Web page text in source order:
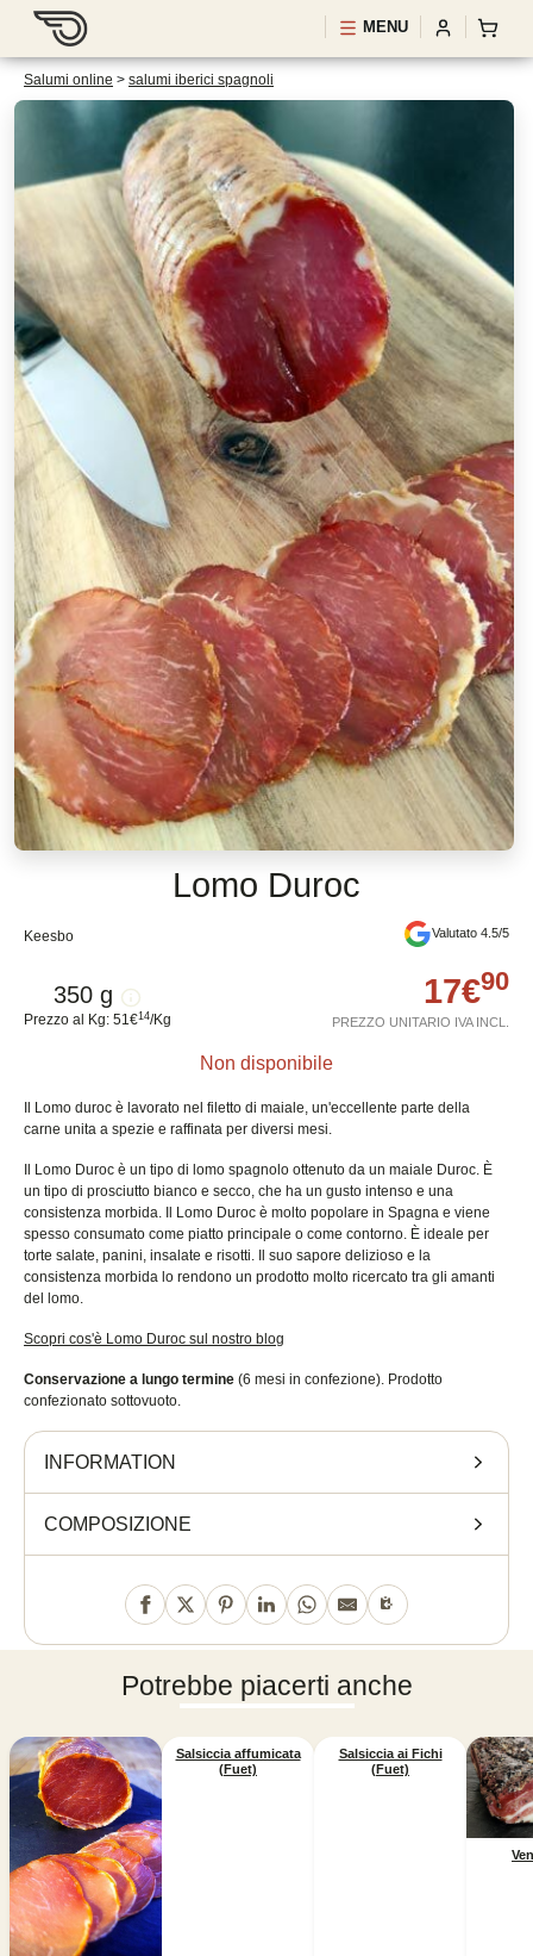
MENU
Salumi online > salumi iberici spagnoli
Lomo Duroc
Keesbo Valutato 4.5/5
350 g
Prezzo al Kg: 51€14/Kg
17€90
PREZZO UNITARIO IVA INCL.
Non disponibile
Il Lomo duroc è lavorato nel filetto di maiale, un'eccellente parte della
carne unita a spezie e raffinata per diversi mesi.
Il Lomo Duroc è un tipo di lomo spagnolo ottenuto da un maiale Duroc. È
un tipo di prosciutto bianco e secco, che ha un gusto intenso e una
consistenza morbida. Il Lomo Duroc è molto popolare in Spagna e viene
spesso consumato come piatto principale o come contorno. È ideale per
torte salate, panini, insalate e risotti. Il suo sapore delizioso e la
consistenza morbida lo rendono un prodotto molto ricercato tra gli amanti
del lomo.
Scopri cos'è Lomo Duroc sul nostro blog
Conservazione a lungo termine (6 mesi in confezione). Prodotto
confezionato sottovuoto.
INFORMATION
COMPOSIZIONE
Potrebbe piacerti anche
Salsiccia affumicata
(Fuet)
Salsiccia ai Fichi
(Fuet)